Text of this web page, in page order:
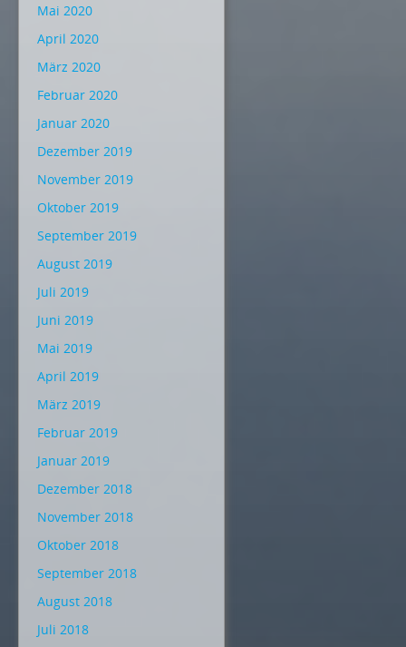
Mai 2020
April 2020
März 2020
Februar 2020
Januar 2020
Dezember 2019
November 2019
Oktober 2019
September 2019
August 2019
Juli 2019
Juni 2019
Mai 2019
April 2019
März 2019
Februar 2019
Januar 2019
Dezember 2018
November 2018
Oktober 2018
September 2018
August 2018
Juli 2018